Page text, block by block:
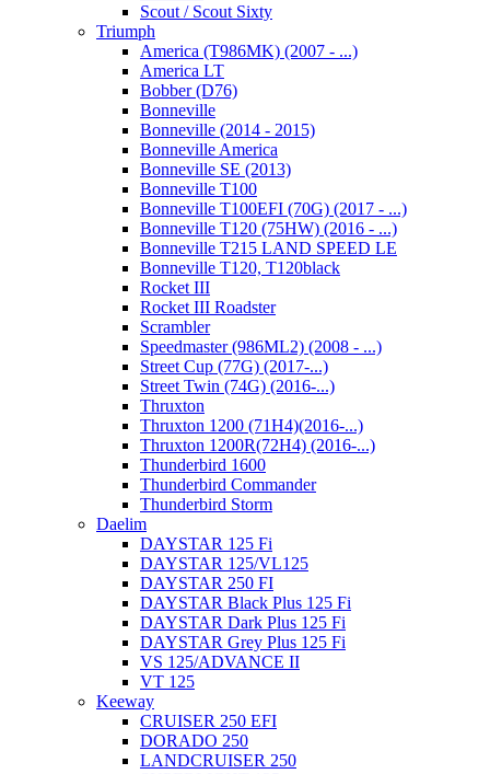
Scout / Scout Sixty
Triumph
America (T986MK) (2007 - ...)
America LT
Bobber (D76)
Bonneville
Bonneville (2014 - 2015)
Bonneville America
Bonneville SE (2013)
Bonneville T100
Bonneville T100EFI (70G) (2017 - ...)
Bonneville T120 (75HW) (2016 - ...)
Bonneville T215 LAND SPEED LE
Bonneville T120, T120black
Rocket III
Rocket III Roadster
Scrambler
Speedmaster (986ML2) (2008 - ...)
Street Cup (77G) (2017-...)
Street Twin (74G) (2016-...)
Thruxton
Thruxton 1200 (71H4)(2016-...)
Thruxton 1200R(72H4) (2016-...)
Thunderbird 1600
Thunderbird Commander
Thunderbird Storm
Daelim
DAYSTAR 125 Fi
DAYSTAR 125/VL125
DAYSTAR 250 FI
DAYSTAR Black Plus 125 Fi
DAYSTAR Dark Plus 125 Fi
DAYSTAR Grey Plus 125 Fi
VS 125/ADVANCE II
VT 125
Keeway
CRUISER 250 EFI
DORADO 250
LANDCRUISER 250